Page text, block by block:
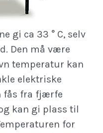
gi ca 33 ° C, selv
Den må være
temperatur kan
elektriske
fås fra fjærfe
kan gi plass til
for